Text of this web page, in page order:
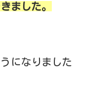
ました。
になりました